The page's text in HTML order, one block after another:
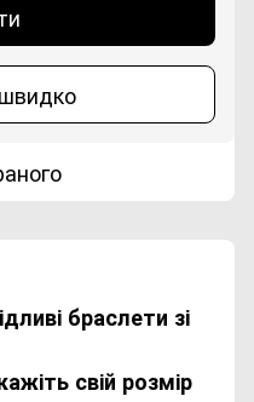
браслети зі
свій розмір